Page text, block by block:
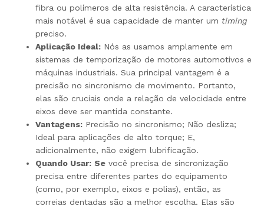
fibra ou polímeros de alta resistência. A característica
mais notável é sua capacidade de manter um timing
preciso.
Aplicação Ideal: Nós as usamos amplamente em
sistemas de temporização de motores automotivos e
máquinas industriais. Sua principal vantagem é a
precisão no sincronismo de movimento. Portanto,
elas são cruciais onde a relação de velocidade entre
eixos deve ser mantida constante.
Vantagens: Precisão no sincronismo; Não desliza;
Ideal para aplicações de alto torque; E,
adicionalmente, não exigem lubrificação.
Quando Usar: Se você precisa de sincronização
precisa entre diferentes partes do equipamento
(como, por exemplo, eixos e polias), então, as
correias dentadas são a melhor escolha. Elas são